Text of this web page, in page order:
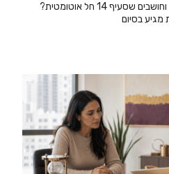
רואים בתלוש הפרשה לפיצויים וחושבים שסעיף 14 חל אוטומטית?
בסיום